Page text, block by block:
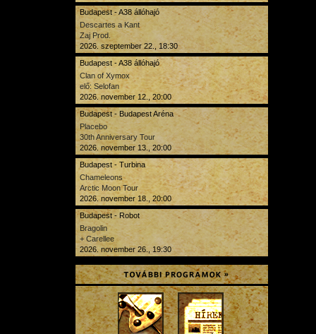
Budapest - A38 állóhajó
Descartes a Kant
Zaj Prod.
2026. szeptember 22., 18:30
Budapest - A38 állóhajó
Clan of Xymox
elő: Selofan
2026. november 12., 20:00
Budapest - Budapest Aréna
Placebo
30th Anniversary Tour
2026. november 13., 20:00
Budapest - Turbina
Chameleons
Arctic Moon Tour
2026. november 18., 20:00
Budapest - Robot
Bragolin
+ Carellee
2026. november 26., 19:30